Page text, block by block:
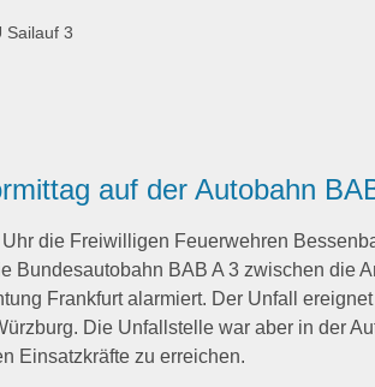
auf der Autobahn
die Freiwilligen Feuerwehren
Bundesautobahn BAB A 3 zwischen die
Frankfurt alarmiert. Der Unfall
Die Unfallstelle war aber in der
Einsatzkräfte zu erreichen.